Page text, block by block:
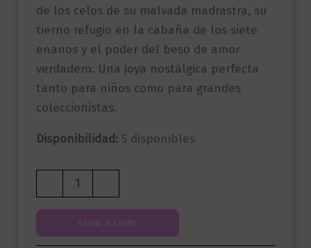
de los celos de su malvada madrastra, su
tierno refugio en la cabaña de los siete
enanos y el poder del beso de amor
verdadero. Una joya nostálgica perfecta
tanto para niños como para grandes
coleccionistas.
Disponibilidad: 5 disponibles
Cuentos
miniatura
Disney
|
Añadir al carrito